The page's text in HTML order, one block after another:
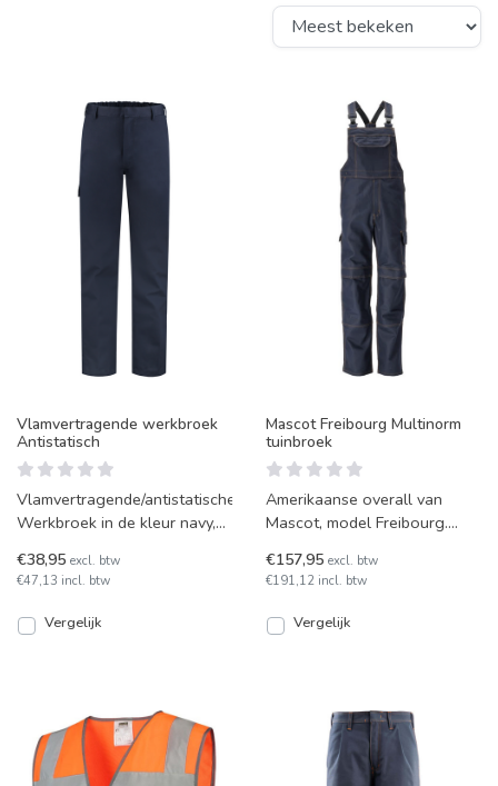
Vlamvertragende werkbroek
Antistatisch
Vlamvertragende/antistatische
Werkbroek in de kleur navy,
€38,95 excl. btw
€47,13 incl. btw
Vergelijk
Mascot Freibourg Multinorm
tuinbroek
Amerikaanse overall van
Mascot, model Freibourg.
en vlamvertragend PyroP
€157,95 excl. btw
€191,12 incl. btw
Vergelijk